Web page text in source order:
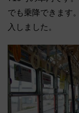
でも乗降できます
入しました。